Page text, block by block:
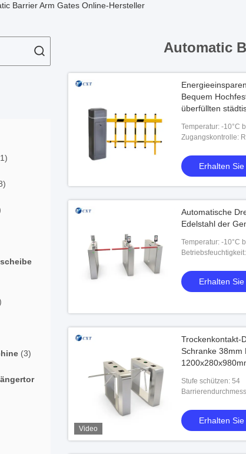
Barrier Arm Gates Online-Hersteller
(3)
Automatic
Bequem
überfüllten
Temperatur: -10°C
Zugangskontrolle:
Erhalten
Automatische
Edelstahl der
Temperatur: -10°C
Erhalten
Video
Trockenkontakt-
Schranke 38mm
Stufe schützen: 54
Erhalten